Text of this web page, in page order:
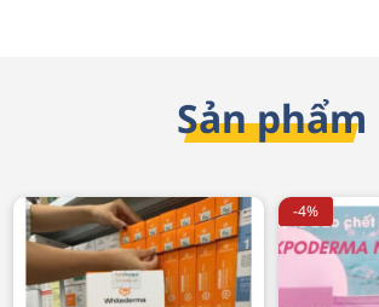
Sản phẩm
-4%